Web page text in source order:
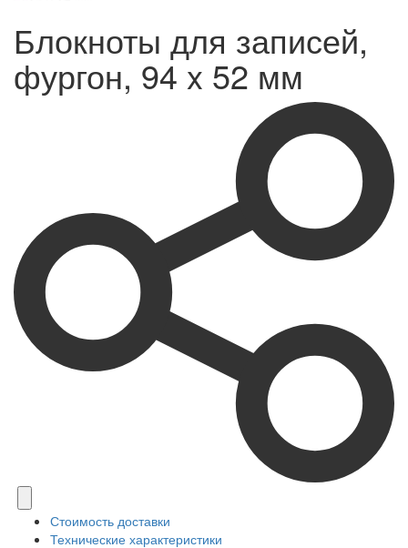
Блокноты для записей,
фургон, 94 x 52 мм
Стоимость доставки
Технические характеристики